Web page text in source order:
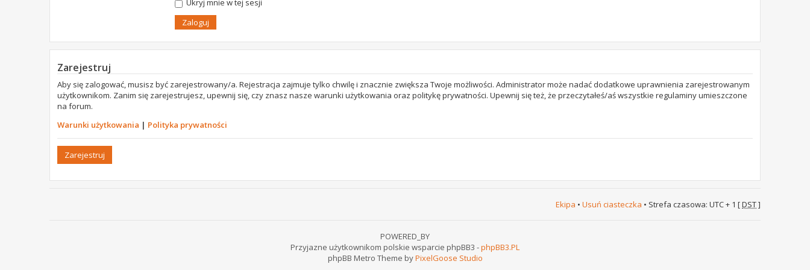
Ukryj mnie w tej sesji
Zarejestruj
Aby się zalogować, musisz być zarejestrowany/a. Rejestracja zajmuje tylko chwilę i znacznie zwiększa Twoje możliwości. Administrator może nadać dodatkowe uprawnienia zarejestrowanym
użytkownikom. Zanim się zarejestrujesz, upewnij się, czy znasz nasze warunki użytkowania oraz politykę prywatności. Upewnij się też, że przeczytałeś/aś wszystkie regulaminy umieszczone
na forum.
Warunki użytkowania | Polityka prywatności
Zarejestruj
Ekipa • Usuń ciasteczka • Strefa czasowa: UTC + 1 [DST]
POWERED_BY
Przyjazne użytkownikom polskie wsparcie phpBB3 -phpBB3.PL
phpBB Metro Theme byPixelGoose Studio